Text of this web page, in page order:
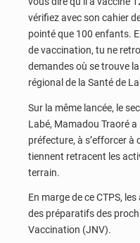
vérifiez avec son cahier
pointé que 100 enfants.
de vaccination, tu ne
demandes où se trouve
régional de la Santé de
Sur la même lancée, le
Labé, Mamadou Traoré a
préfecture, à s’efforcer à
tiennent retracent les
terrain.
En marge de ce CTPS,
des préparatifs des
Vaccination (JNV).